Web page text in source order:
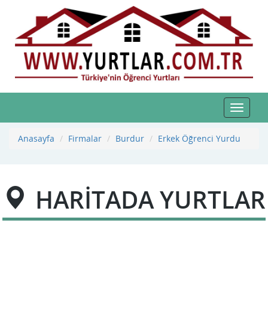
Toggle
Anasayfa
Firmalar Burdur Erkek Öğrenci Yurdu
HARİTADA YURTLAR